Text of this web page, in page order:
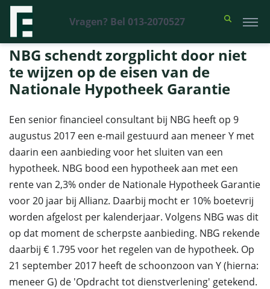
Vragen? Bel 013-2070527
Financieel Recht Advocaten >Uitspraken>NBG schendt zorgplicht
door niet te wijzen op de eisen van de Nationale Hypotheek Garantie
NBG schendt zorgplicht door niet
te wijzen op de eisen van de
Nationale Hypotheek Garantie
Een senior financieel consultant bij NBG heeft op 9
augustus 2017 een e-mail gestuurd aan meneer Y met
daarin een aanbieding voor het sluiten van een
hypotheek. NBG bood een hypotheek aan met een
rente van 2,3% onder de Nationale Hypotheek Garantie
voor 20 jaar bij Allianz. Daarbij mocht er 10% boetevrij
worden afgelost per kalenderjaar. Volgens NBG was dit
op dat moment de scherpste aanbieding. NBG rekende
daarbij € 1.795 voor het regelen van de hypotheek. Op
21 september 2017 heeft de schoonzoon van Y (hierna:
meneer G) de 'Opdracht tot dienstverlening' getekend.